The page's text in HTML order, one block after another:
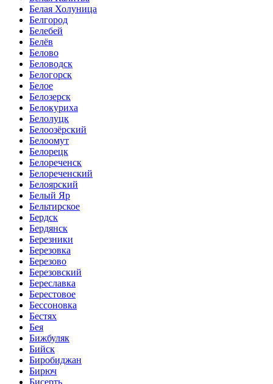
Белая Холуница
Белгород
Белебей
Белёв
Белово
Беловодск
Белогорск
Белое
Белозерск
Белокуриха
Белолуцк
Белоозёрский
Белоомут
Белорецк
Белореченск
Белореченский
Белоярский
Белый Яр
Бельтирское
Бердск
Бердянск
Березники
Березовка
Березово
Березовский
Береславка
Берестовое
Бессоновка
Бестях
Бея
Бижбуляк
Бийск
Биробиджан
Бирюч
Бисерть